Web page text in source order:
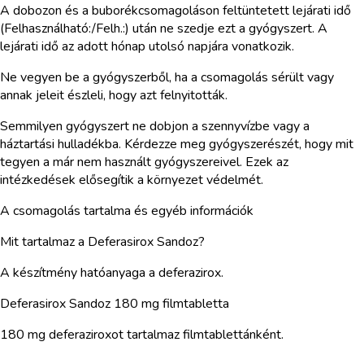
A dobozon és a buborékcsomagoláson feltüntetett lejárati idő
(Felhasználható:/Felh.:) után ne szedje ezt a gyógyszert. A
lejárati idő az adott hónap utolsó napjára vonatkozik.
Ne vegyen be a gyógyszerből, ha a csomagolás sérült vagy
annak jeleit észleli, hogy azt felnyitották.
Semmilyen gyógyszert ne dobjon a szennyvízbe vagy a
háztartási hulladékba. Kérdezze meg gyógyszerészét, hogy mit
tegyen a már nem használt gyógyszereivel. Ezek az
intézkedések elősegítik a környezet védelmét.
A csomagolás tartalma és egyéb információk
Mit tartalmaz a Deferasirox Sandoz?
A készítmény hatóanyaga a deferazirox.
Deferasirox Sandoz 180 mg filmtabletta
180 mg deferaziroxot tartalmaz filmtablettánként.